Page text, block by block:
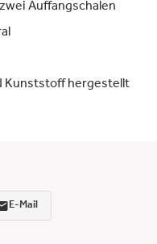
Auffangschalen
Kunststoff hergestellt
E-Mail